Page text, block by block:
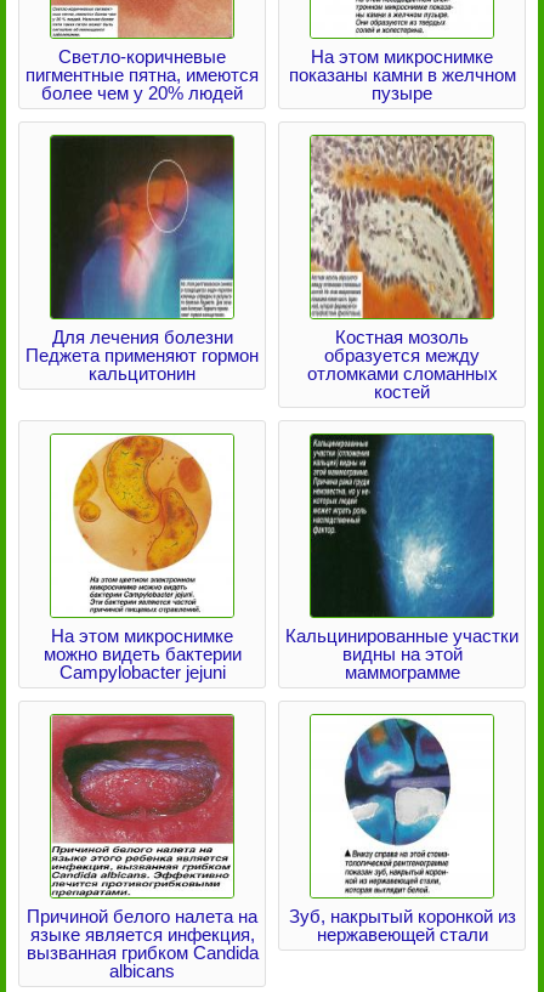
Светло-коричневые
пигментные пятна, имеются
более чем у 20% людей
На этом микроснимке
показаны камни в желчном
пузыре
Для лечения болезни
Педжета применяют гормон
кальцитонин
Костная мозоль
образуется между
отломками сломанных
костей
На этом микроснимке
можно видеть бактерии
Campylobacter jejuni
Кальцинированные участки
видны на этой
маммограмме
Причиной белого налета на
языке является инфекция,
вызванная грибком Candida
albicans
Зуб, накрытый коронкой из
нержавеющей стали